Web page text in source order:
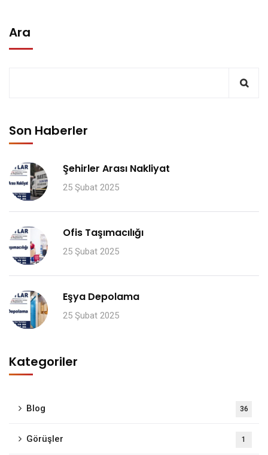
Ara
Son Haberler
Şehirler Arası Nakliyat
25 Şubat 2025
Ofis Taşımacılığı
25 Şubat 2025
Eşya Depolama
25 Şubat 2025
Kategoriler
Blog 36
Görüşler 1